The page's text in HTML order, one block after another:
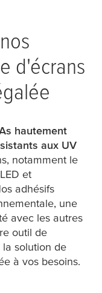
d'écrans
hautement
aux UV
notamment le
et
adhésifs
une
avec les autres
outil de
solution de
à vos besoins.